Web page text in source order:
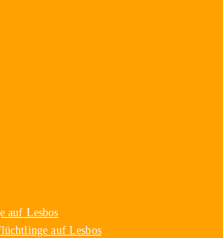
auf Lesbos
auf Lesbos